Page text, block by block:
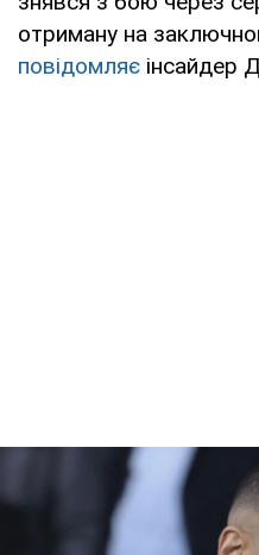
отриману на
повідомляє інсайдер